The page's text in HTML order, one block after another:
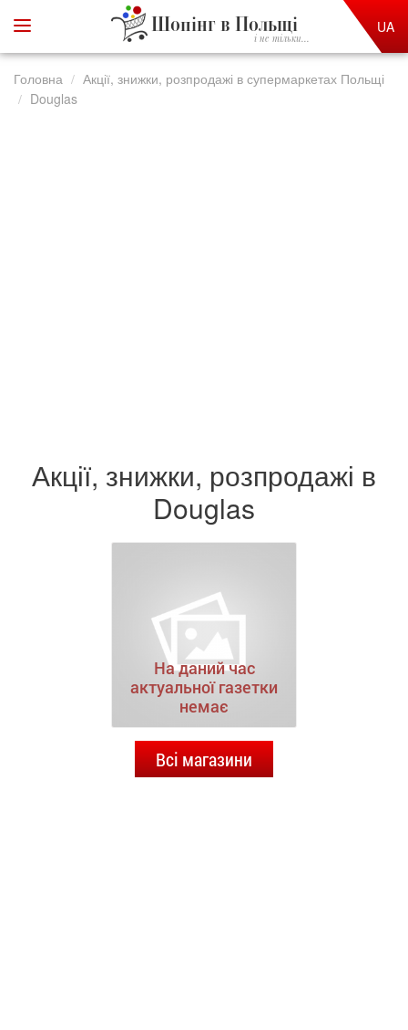
Шопінг в Польщі
і не тільки...
UA
Головна
Акції, знижки, розпродажі в супермаркетах Польщі
Douglas
Акції, знижки, розпродажі в
Douglas
На даний час
актуальної газетки
немає
Всі магазини